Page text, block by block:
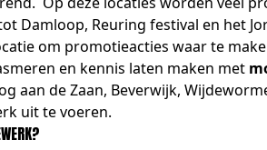
tot Damloop, Reuring festival en
om promotieacties waar te
en kennis laten maken met
aan de Zaan, Beverwijk,
uit te voeren.